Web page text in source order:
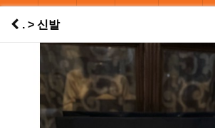
. > 신발